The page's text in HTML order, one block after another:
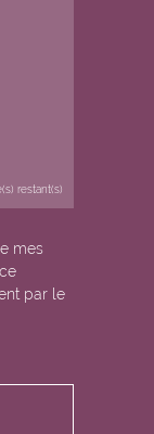
restant(s)
mes
par le